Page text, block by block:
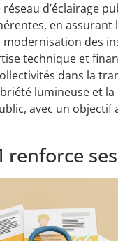
réseau d’éclairage
en assurant
des
technique et
dans la
lumineuse et
avec un objectif
renforce